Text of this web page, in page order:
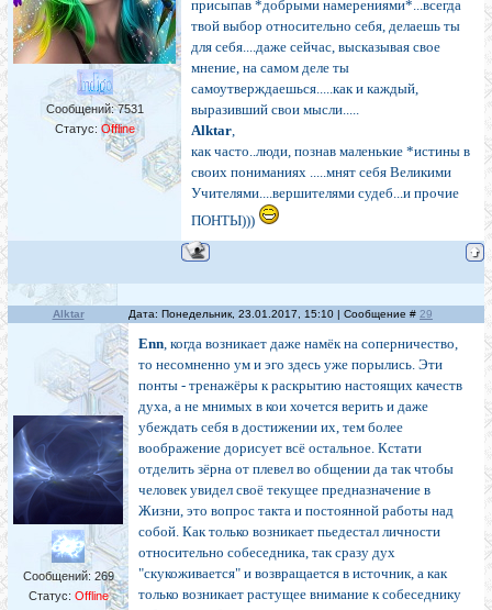
Сообщений:7531
Статус: Offline
присыпав *добрыми намерениями*...всегда
твой выбор относительно себя, делаешь ты
для себя....даже сейчас, высказывая свое
мнение, на самом деле ты
самоутверждаешься.....как и каждый,
выразивший свои мысли.....
Alktar,
как часто..люди, познав маленькие *истины в
своих пониманиях .....мнят себя Великими
Учителями....вершителями судеб...и прочие
ПОНТЫ)))
Alktar Дата: Понедельник, 23.01.2017, 15:10 | Сообщение # 29
Сообщений: 269
Статус: Offline
Enn, когда возникает даже намёк на соперничество,
то несомненно ум и эго здесь уже порылись. Эти
понты - тренажёры к раскрытию настоящих качеств
духа, а не мнимых в кои хочется верить и даже
убеждать себя в достижении их, тем более
воображение дорисует всё остальное. Кстати
отделить зёрна от плевел во общении да так чтобы
человек увидел своё текущее предназначение в
Жизни, это вопрос такта и постоянной работы над
собой. Как только возникает пьедестал личности
относительно собеседника, так сразу дух
"скукоживается" и возвращается в источник, а как
только возникает растущее внимание к собеседнику